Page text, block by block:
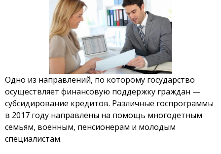
Одно из направлений, по которому государство
осуществляет финансовую поддержку граждан —
субсидирование кредитов. Различные госпрограммы
в 2017 году направлены на помощь многодетным
семьям, военным, пенсионерам и молодым
специалистам.